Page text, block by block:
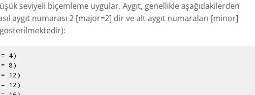
seviyeli biçemleme uygular. Aygıt, genellikle aşağıdakilerden
aygıt numarası 2 [major=2] dir ve alt aygıt numaraları [minor]
4)
8)
12)
12)